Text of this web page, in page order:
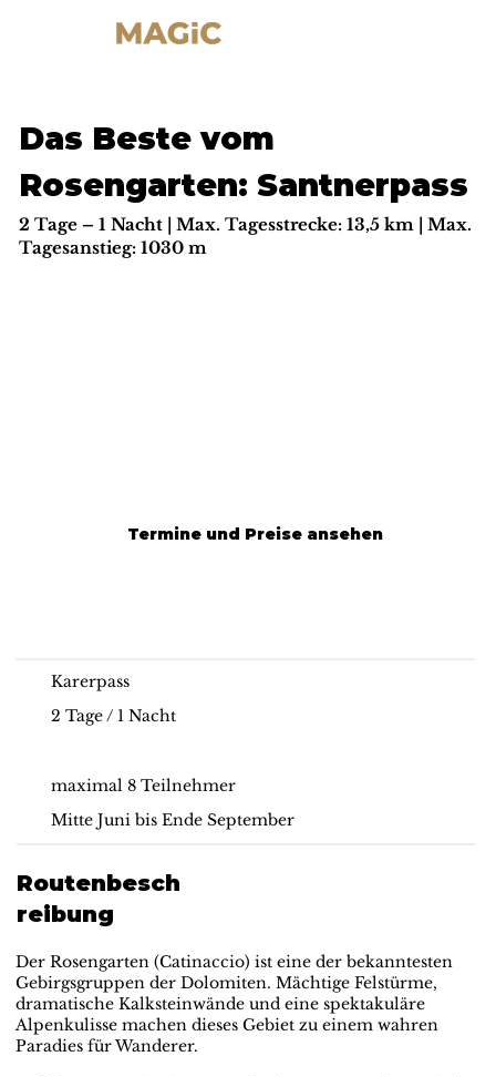
Termine und Preise ansehen
Das Beste vom
Rosengarten: Santnerpass
2 Tage – 1 Nacht | Max. Tagesstrecke: 13,5 km | Max.
Tagesanstieg: 1030 m
Karerpass
2 Tage / 1 Nacht
maximal 8 Teilnehmer
Mitte Juni bis Ende September
Routenbesch
reibung
Der Rosengarten (Catinaccio) ist eine der bekanntesten
Gebirgsgruppen der Dolomiten. Mächtige Felstürme,
dramatische Kalksteinwände und eine spektakuläre
Alpenkulisse machen dieses Gebiet zu einem wahren
Paradies für Wanderer.